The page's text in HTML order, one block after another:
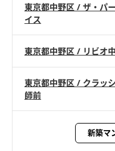
東京都中野区 / ザ・パ
イス
東京都中野区 / リビオ
東京都中野区 / クラッ
師前
新築マ